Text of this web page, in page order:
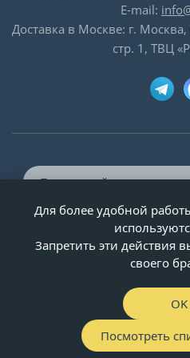
E-mail:
Доставка в Москве: г.
стр. 1, ТВЦ
© ООО «Двери-и-точка», ИНН
Для более удобной
Запретить эти действия
своего
OK
Посмотреть